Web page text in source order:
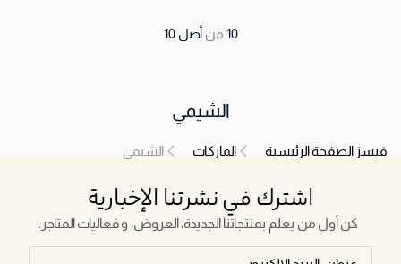
10 من أصل 10
الشيمي
فيسز الصفحة الرئيسية الماركات الشيمي
اشترك في نشرتنا الإخبارية
كن أول من يعلم بمنتجاتنا الجديدة، العروض، و فعاليات المتاجر.